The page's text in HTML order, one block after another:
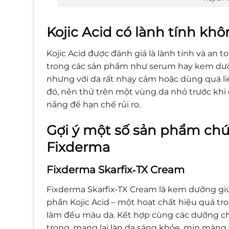
Kojic Acid có lành tính
Kojic Acid được đánh giá là lành tính và an
trong các sản phẩm như serum hay kem
nhưng với da rất nhạy cảm hoặc dùng quá
đó, nên thử trên một vùng da nhỏ trước
nắng để hạn chế rủi ro.
Gợi ý một số sản phẩm
Fixderma
Fixderma Skarfix‑TX Cream
Fixderma Skarfix‑TX Cream là kem dưỡng
phần Kojic Acid – một hoạt chất hiệu quả
làm đều màu da. Kết hợp cùng các dưỡng